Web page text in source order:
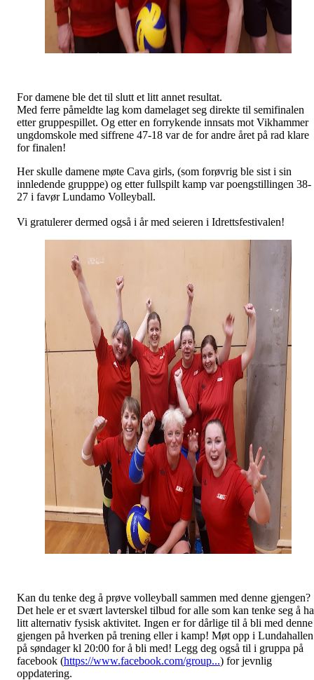
For damene ble det til slutt et litt annet resultat.
Med ferre påmeldte lag kom damelaget seg direkte til semifinalen
etter gruppespillet. Og etter en forrykende innsats mot Vikhammer
ungdomskole med siffrene 47-18 var de for andre året på rad klare
for finalen!
Her skulle damene møte Cava girls, (som forøvrig ble sist i sin
innledende grupppe) og etter fullspilt kamp var poengstillingen 38-
27 i favør Lundamo Volleyball.
Vi gratulerer dermed også i år med seieren i Idrettsfestivalen!
Kan du tenke deg å prøve volleyball sammen med denne gjengen?
Det hele er et svært lavterskel tilbud for alle som kan tenke seg å ha
litt alternativ fysisk aktivitet. Ingen er for dårlige til å bli med denne
gjengen på hverken på trening eller i kamp! Møt opp i Lundahallen
på søndager kl 20:00 for å bli med! Legg deg også til i gruppa på
facebook (https://www.facebook.com/group...) for jevnlig
oppdatering.